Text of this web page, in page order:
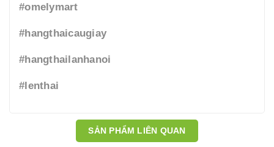
#omelymart
#hangthaicaugiay
#hangthailanhanoi
#lenthai
SẢN PHẨM LIÊN QUAN